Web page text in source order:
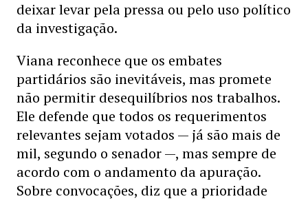
deixar levar pela pressa ou pelo uso político
da investigação.
Viana reconhece que os embates
partidários são inevitáveis, mas promete
não permitir desequilíbrios nos trabalhos.
Ele defende que todos os requerimentos
relevantes sejam votados — já são mais de
mil, segundo o senador —, mas sempre de
acordo com o andamento da apuração.
Sobre convocações, diz que a prioridade